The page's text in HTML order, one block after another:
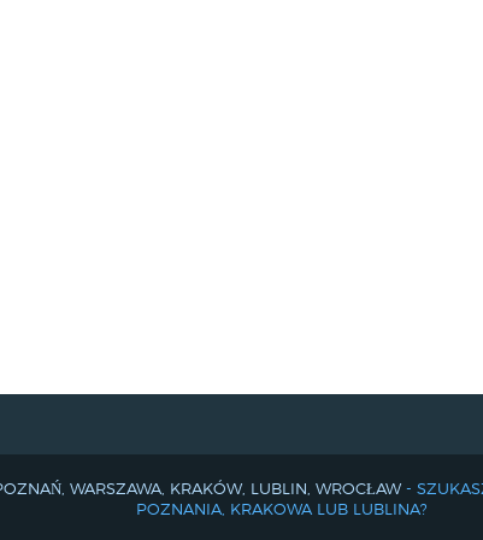
WARSZAWA, KRAKÓW, LUBLIN, WROCŁAW -
POZNANIA, KRAKOWA LUB LUBLINA?